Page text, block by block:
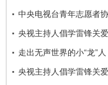
中央电视台青年志愿者
央视主持人倡学雷锋关
走出无声世界的小“龙”人
央视主持人倡学雷锋关